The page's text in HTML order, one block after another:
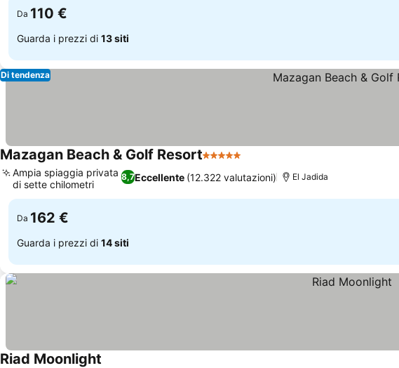
Da 110 €
Guarda i prezzi di 13 siti
Di tendenza
Mazagan Beach & Golf Resort5 Stelle
8,7Eccellente (12.322 valutazioni)
Ampia spiaggia privata
di sette chilometri
El Jadida
Da 162 €
Guarda i prezzi di 14 siti
Riad Moonlight